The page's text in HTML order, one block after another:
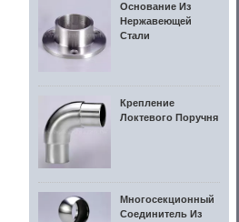
Основание Из
Нержавеющей
Стали
Крепление
Локтевого Поручня
Многосекционный
Соединитель Из